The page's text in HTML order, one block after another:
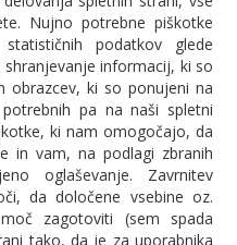
Nujno potrebne piškotke
podatkov glede
informacij, ki so
obrazcev, ki so ponujeni na
pa na naši spletni
ki nam omogočajo, da
in vam, na podlagi zbranih
oglaševanje. Zavrnitev
da določene vsebine oz.
zagotoviti (sem spada
tako, da je za uporabnika